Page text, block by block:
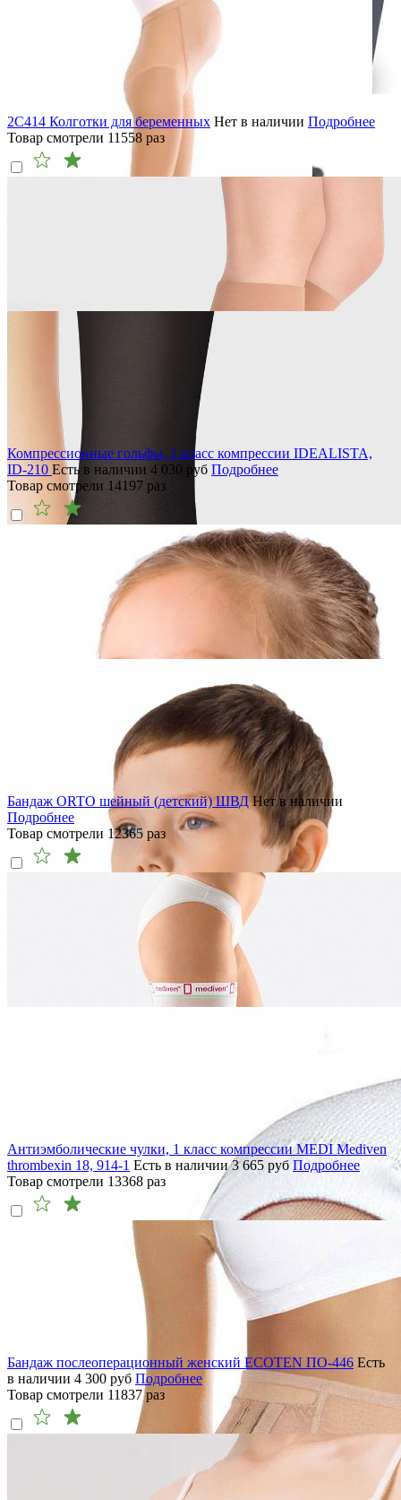
2C414 Колготки для беременных Нет в наличии Подробнее
Товар смотрели 11558 раз
Компрессионные гольфы, 1 класс компрессии IDEALISTA,
ID-210 Есть в наличии 4 030 руб Подробнее
Товар смотрели 14197 раз
Бандаж ORTO шейный (детский) ШВД Нет в наличии
Подробнее
Товар смотрели 12365 раз
Антиэмболические чулки, 1 класс компрессии MEDI Mediven
thrombexin 18, 914-1 Есть в наличии 3 665 руб Подробнее
Товар смотрели 13368 раз
Бандаж послеоперационный женский ECOTEN ПО-446 Есть
в наличии 4 300 руб Подробнее
Товар смотрели 11837раз